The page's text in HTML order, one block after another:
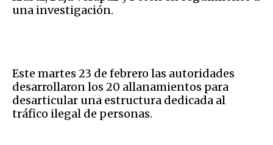
una investigación.
Este martes 23 de febrero las autoridades
desarrollaron los 20 allanamientos para
desarticular una estructura dedicada al
tráfico ilegal de personas.